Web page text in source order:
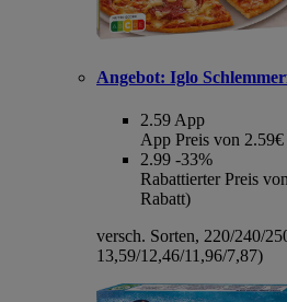
Angebot: Iglo
2.59 App
App Preis von 2.59€
2.99 -33%
Rabattierter Preis
Rabatt)
versch. Sorten, 220/240/
13,59/12,46/11,96/7,87)